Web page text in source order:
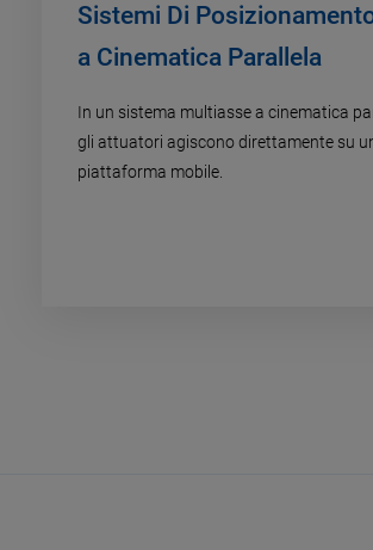
Sistemi Di
a Cinematica Parallela
In un sistema multiasse a cinematica
gli attuatori agiscono direttamente su
piattaforma mobile.